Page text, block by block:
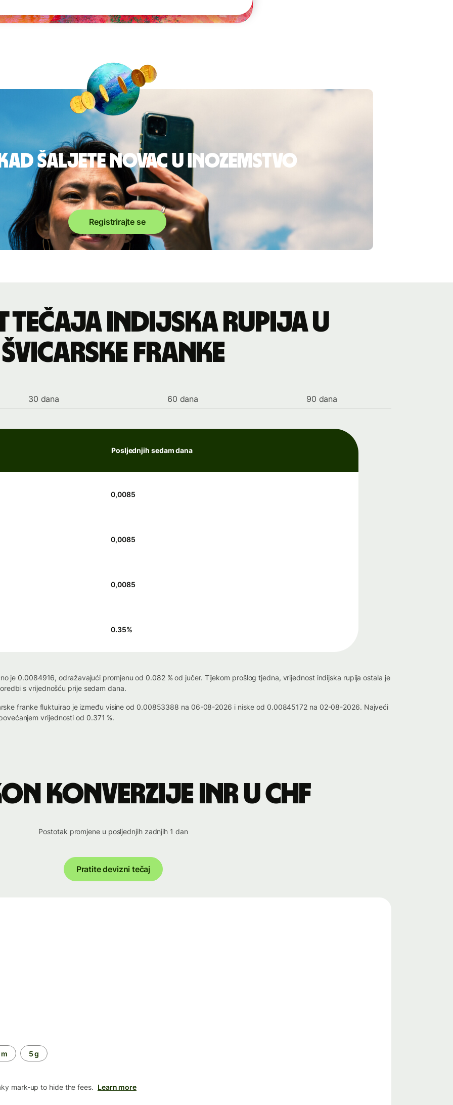
šaljete novac u inozemstvo
Registrirajte se
tečaja indijska rupija u
švicarske franke
30 dana 60 dana 90 dana
Posljednjih sedam dana
0,0085
0,0085
0,0085
0.35%
je 0.0084916, odražavajući promjenu od 0.082 % od jučer. Tijekom prošlog tjedna, vrijednost indijska rupija ostala je
s vrijednošću prije sedam dana.
franke fluktuirao je između visine od 0.00853388 na 06-08-2026 i niske od 0.00845172 na 02-08-2026. Najveći
vrijednosti od 0.371 %.
konverzije INR u CHF
Postotak promjene u posljednjih zadnjih 1 dan
Pratite devizni tečaj
5 g
mark-up to hide the fees. Learn more